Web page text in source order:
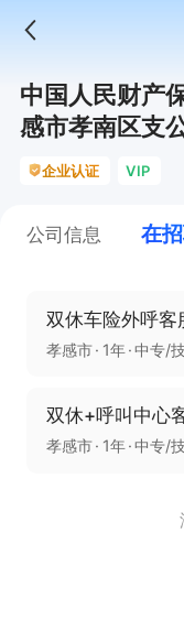
中国人民财产
感市孝南区支
企业认证 VIP
公司信息 在
孝感市 1年 中专/
孝感市 1年 中专/